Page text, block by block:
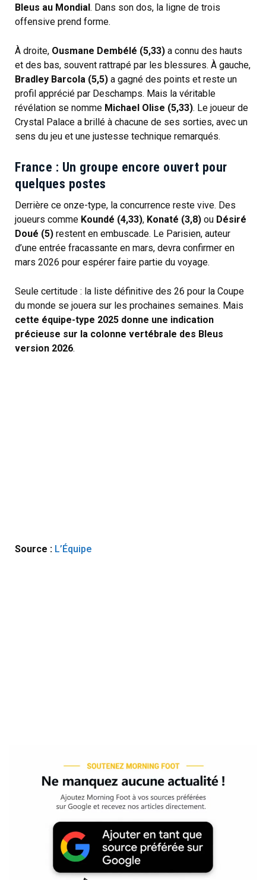
Bleus au Mondial. Dans son dos, la ligne de trois
offensive prend forme.
À droite, Ousmane Dembélé (5,33) a connu des hauts
et des bas, souvent rattrapé par les blessures. À gauche,
Bradley Barcola (5,5) a gagné des points et reste un
profil apprécié par Deschamps. Mais la véritable
révélation se nomme Michael Olise (5,33). Le joueur de
Crystal Palace a brillé à chacune de ses sorties, avec un
sens du jeu et une justesse technique remarqués.
France : Un groupe encore ouvert pour
quelques postes
Derrière ce onze-type, la concurrence reste vive. Des
joueurs comme Koundé (4,33), Konaté (3,8) ou Désiré
Doué (5) restent en embuscade. Le Parisien, auteur
d’une entrée fracassante en mars, devra confirmer en
mars 2026 pour espérer faire partie du voyage.
Seule certitude : la liste définitive des 26 pour la Coupe
du monde se jouera sur les prochaines semaines. Mais
cette équipe-type 2025 donne une indication
précieuse sur la colonne vertébrale des Bleus
version 2026.
Source : L’Équipe